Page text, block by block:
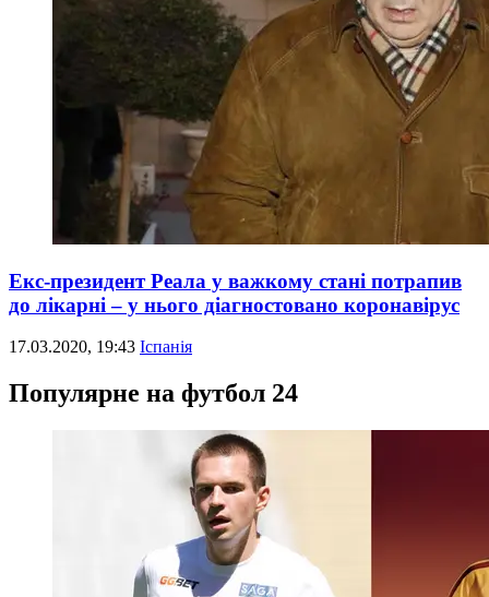
Екс-президент Реала у важкому стані потрапив
до лікарні – у нього діагностовано коронавірус
17.03.2020, 19:43 Іспанія
Популярне на футбол 24